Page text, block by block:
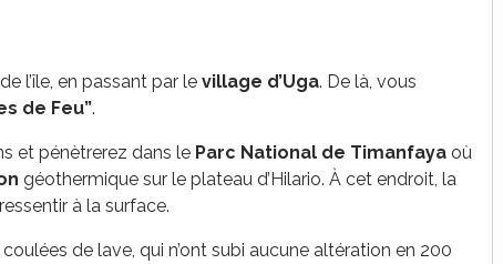
l’île, en passant par le village d’Uga. De là, vous
de Feu”.
et pénètrerez dans le Parc National de Timanfaya où
géothermique sur le plateau d’Hilario. À cet endroit, la
à la surface.
de lave, qui n’ont subi aucune altération en 200